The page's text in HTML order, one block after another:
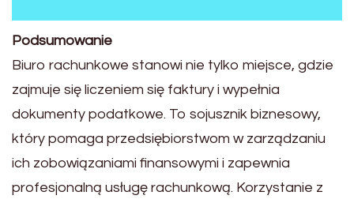
Podsumowanie
Biuro rachunkowe stanowi nie tylko miejsce, gdzie
zajmuje się liczeniem się faktury i wypełnia
dokumenty podatkowe. To sojusznik biznesowy,
który pomaga przedsiębiorstwom w zarządzaniu
ich zobowiązaniami finansowymi i zapewnia
profesjonalną usługę rachunkową. Korzystanie z